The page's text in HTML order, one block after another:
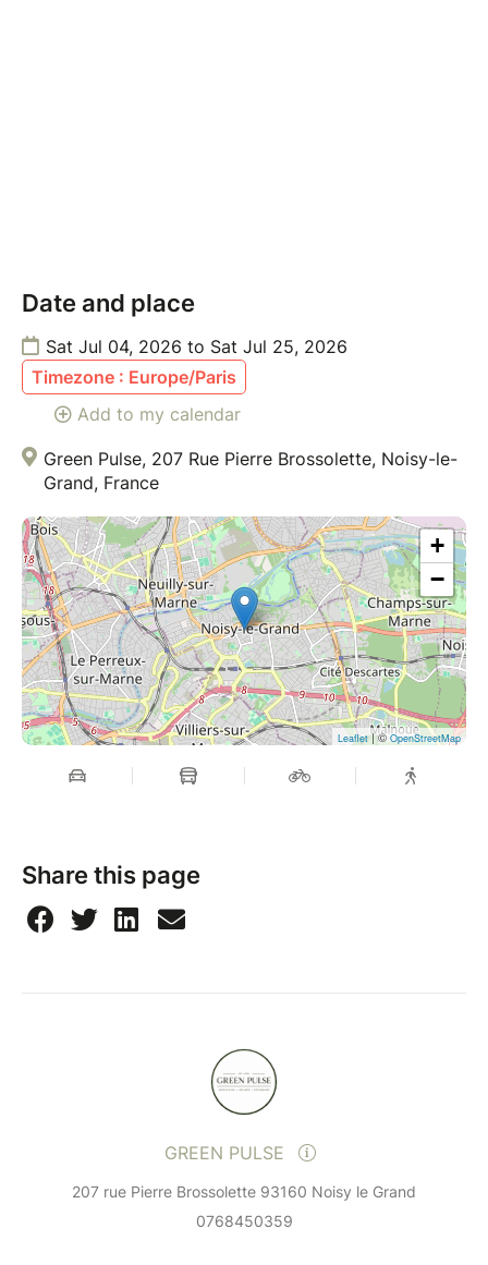
Date and place
Sat Jul 04, 2026 to Sat Jul 25, 2026
Timezone : Europe/Paris
Add to my calendar
Green Pulse, 207 Rue Pierre Brossolette, Noisy-le-
Grand, France
+
−
Leaflet| ©OpenStreetMap
Share this page
GREEN PULSE
207 rue Pierre Brossolette 93160 Noisy le Grand
0768450359